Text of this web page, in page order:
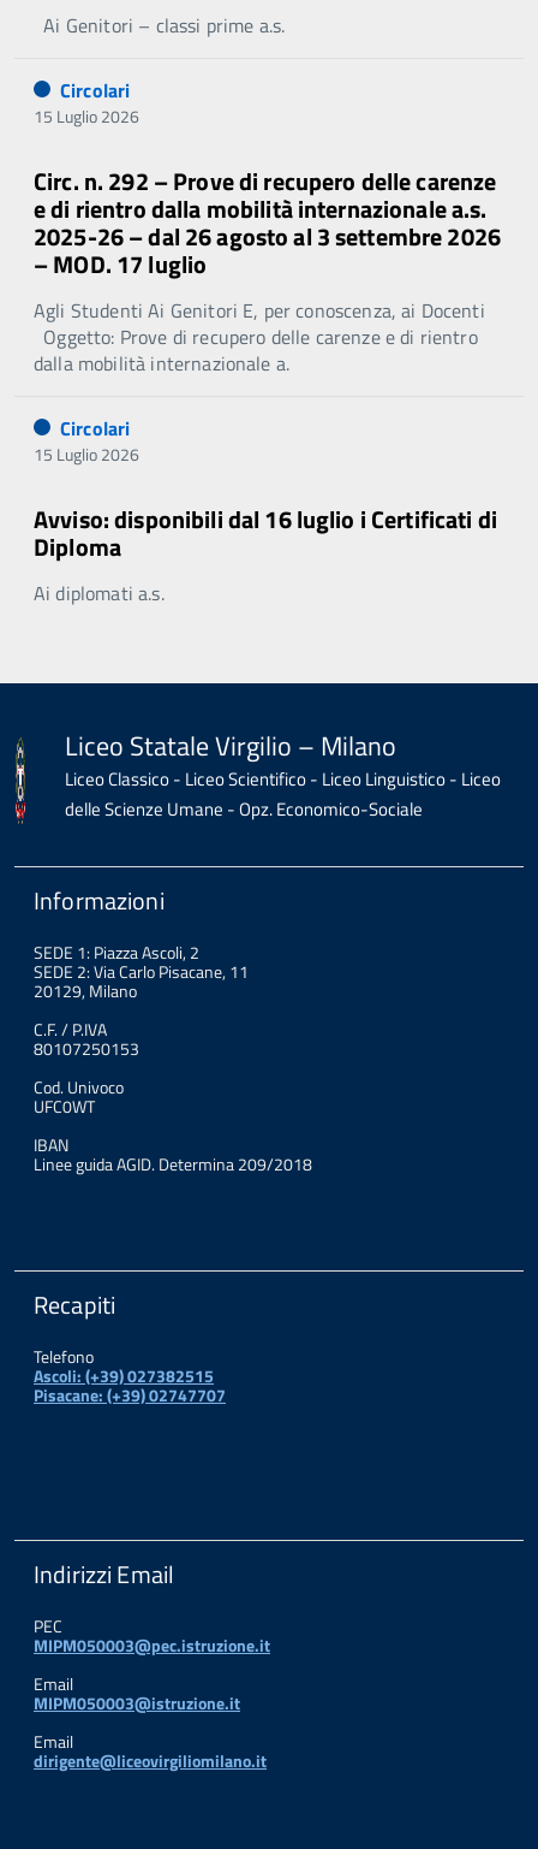
Ai Genitori – classi prime a.s.
Circolari
15 Luglio 2026
Circ. n. 292 – Prove di recupero delle carenze
e di rientro dalla mobilità internazionale a.s.
2025-26 – dal 26 agosto al 3 settembre 2026
– MOD. 17 luglio
Agli Studenti Ai Genitori E, per conoscenza, ai Docenti
Oggetto: Prove di recupero delle carenze e di rientro
dalla mobilità internazionale a.
Circolari
15 Luglio 2026
Avviso: disponibili dal 16 luglio i Certificati di
Diploma
Ai diplomati a.s.
Liceo Statale Virgilio – Milano
Liceo Classico - Liceo Scientifico - Liceo Linguistico - Liceo
delle Scienze Umane - Opz. Economico-Sociale
Informazioni
SEDE 1: Piazza Ascoli, 2
SEDE 2: Via Carlo Pisacane, 11
20129, Milano
C.F. / P.IVA
80107250153
Cod. Univoco
UFC0WT
IBAN
Linee guida AGID. Determina 209/2018
Recapiti
Telefono
Ascoli: (+39) 027382515
Pisacane: (+39) 02747707
Indirizzi Email
PEC
MIPM050003@pec.istruzione.it
Email
MIPM050003@istruzione.it
Email
dirigente@liceovirgiliomilano.it